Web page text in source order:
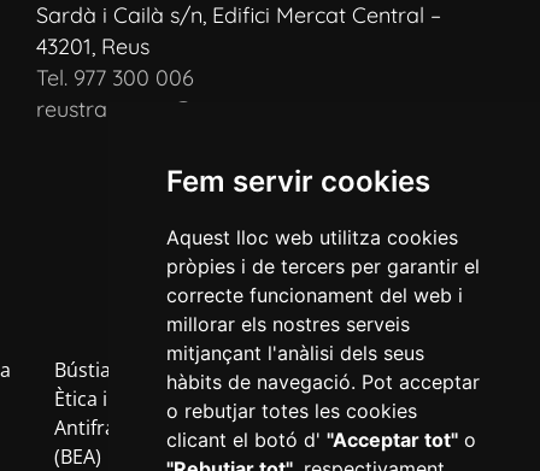
Fem servir cookies
Aquest lloc web utilitza cookies
pròpies i de tercers per garantir el
correcte funcionament del web i
millorar els nostres serveis
mitjançant l'anàlisi dels seus
hàbits de navegació. Pot acceptar
o rebutjar totes les cookies
clicant el botó d' "Acceptar tot"o
Sardà i Cailà s/n, Edifici Mercat Central –
43201, Reus
Tel. 977 300 006
reustransport@reustransport.cat
Bústia
Ètica i
Antifrau
(BEA)
Política
de
privacitat
Política
de
cookies
Avís
Legal